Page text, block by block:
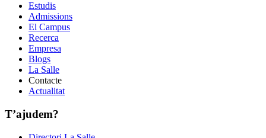
Estudis
Admissions
El Campus
Recerca
Empresa
Blogs
La Salle
Contacte
Actualitat
T’ajudem?